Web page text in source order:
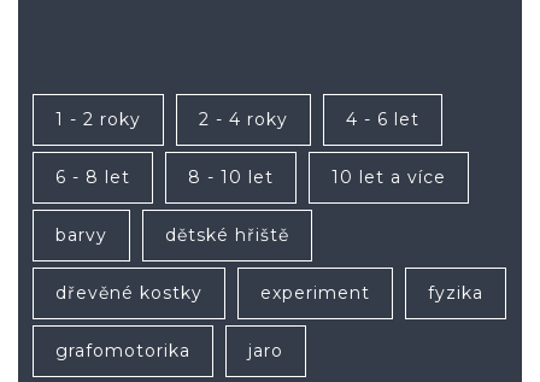
1 - 2 roky 2 - 4 roky 4 - 6 let
6 - 8 let 8 - 10 let 10 let a více
barvy dětské hřiště
dřevěné kostky experiment fyzika
grafomotorika jaro